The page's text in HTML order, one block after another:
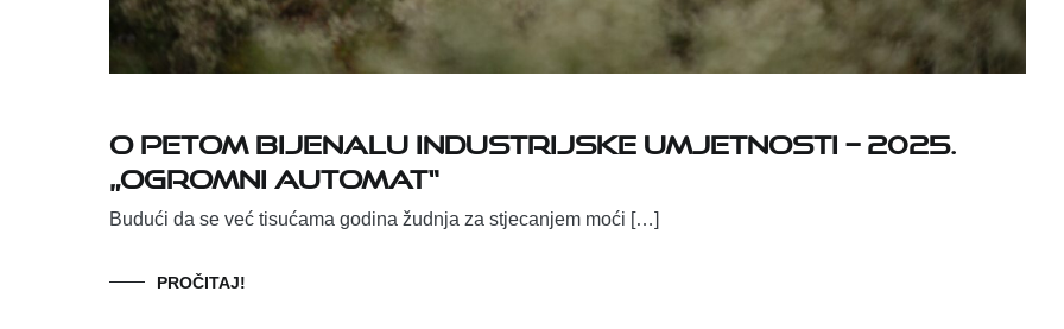
O petom Bijenalu industrijske umjetnosti – 2025.
„Ogromni automat“
Budući da se već tisućama godina žudnja za stjecanjem moći […]
PROČITAJ!